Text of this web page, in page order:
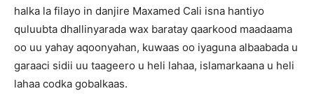
halka la filayo in danjire Maxamed Cali isna hantiyo
quluubta dhallinyarada wax baratay qaarkood maadaama
oo uu yahay aqoonyahan, kuwaas oo iyaguna albaabada u
garaaci sidii uu taageero u heli lahaa, islamarkaana u heli
lahaa codka gobalkaas.